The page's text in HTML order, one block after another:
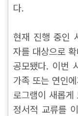
다.
현재 진행 중인
자를 대상으로
공모됐다. 이번
가족 또는 연인
로그램이 새롭
정서적 교류를